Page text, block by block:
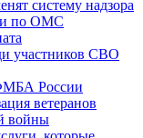
систему надзора
по ОМС
участников СВО
России
ветеранов
войны